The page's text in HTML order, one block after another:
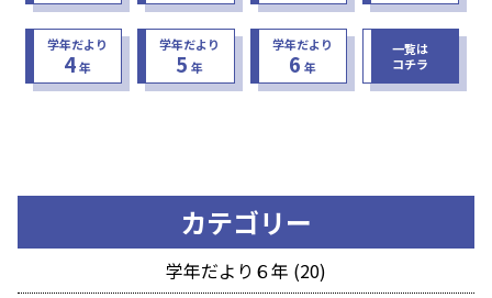
学年だより
4年
学年だより
5 年
学年だより
6 年
一覧は
コチラ
カテゴリー
学年だより６年 (20)